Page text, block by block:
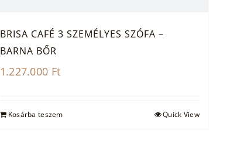
BRISA CAFÉ 3 SZEMÉLYES SZÓFA –
BARNA BŐR
1.227.000 Ft
Kosárba teszem Quick View